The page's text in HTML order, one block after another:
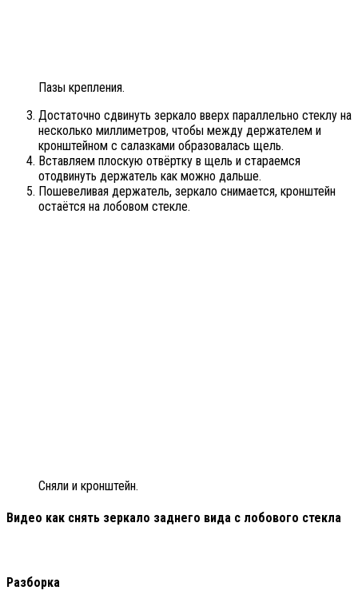
Пазы крепления.
Достаточно сдвинуть зеркало вверх параллельно стеклу на
несколько миллиметров, чтобы между держателем и
кронштейном с салазками образовалась щель.
Вставляем плоскую отвёртку в щель и стараемся
отодвинуть держатель как можно дальше.
Пошевеливая держатель, зеркало снимается, кронштейн
остаётся на лобовом стекле.
Сняли и кронштейн.
Видео как снять зеркало заднего вида с лобового стекла
Разборка